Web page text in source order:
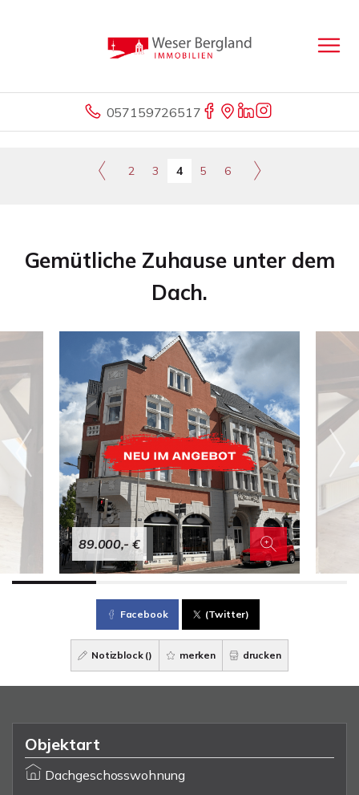
057159726517
2 3 4 5 6
Gemütliche Zuhause unter dem
Dach.
89.000,- €
Facebook (Twitter)
Notizblock () merken drucken
Objektart
Dachgeschosswohnung